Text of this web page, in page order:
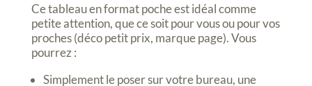
Ce tableau en format poche est idéal comme
petite attention, que ce soit pour vous ou pour vos
proches (déco petit prix, marque page). Vous
pourrez :
Simplement le poser sur votre bureau, une